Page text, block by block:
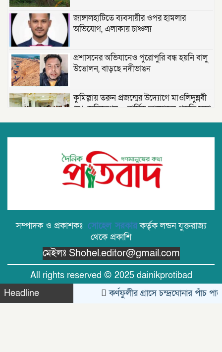
জাঙ্গালহাটিতে ব্যবসায়ীর ওপর হামলার
অভিযোগ, এলাকায় চাঞ্চল্য
প্রশাসনের অভিযানেও পুরোপুরি বন্ধ হয়নি বালু
উত্তোলন, বাড়ছে নদীভাঙন
কুমিল্লায় তরুন প্রজন্মের উদ্যোগে মাওলিদুন্নবী
(দ.) সেলিব্রেশন — বার্ষিক আয়োজন প্রস্তুতি সভা;
তাড়াশে খাল থেকে নিখোঁজ সিএনজিচালকের
পচাগলা মরদেহ উদ্ধার
দক্ষিণ খড়িবাড়ী তেলীর বাজার যুব সমাজ কর্তৃক
জুলাই বিপ্লবের ভাঙা আয়না: বিভেদের দায়
কার?- মোঃ সেলিম উদ্দীন ।
বরিশালে ‘বোমা বিস্ফোরণ’: রশিতে বাঁধা
চিপসের প্যাকেট নিতে গিয়ে বিস্ফোরণ
সৌদি শ্রমবাজার সম্প্রসারণে সৌদি আরবের
সম্পাদক ও প্রকাশকঃ সোহেল সরকারকর্তৃক লন্ডন যুক্তরাজ্য
থেকে প্রকাশি
মেইলঃ Shohel.editor@gmail.com
All rights reserved © 2025 dainikprotibad
Headline
কর্ণফুলীর গ্রাসে চন্দ্রঘোনার পাঁচ